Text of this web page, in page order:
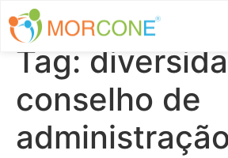
Tag:
conselho de